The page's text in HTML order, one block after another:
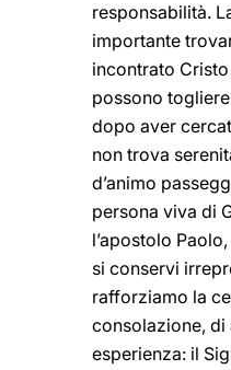
responsabilità.
importante
incontrato
possono
dopo aver
non trova
d’animo
persona viva di
l’apostolo
si conservi
rafforziamo la
consolazione, di
esperienza: il